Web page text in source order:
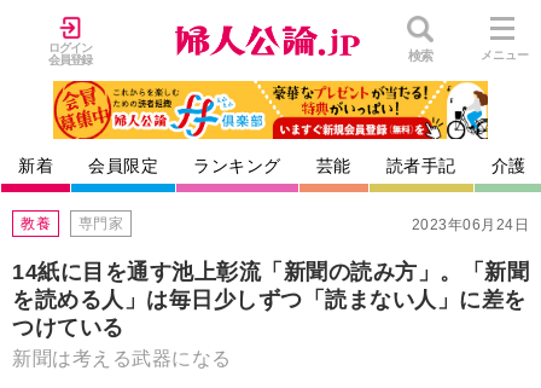
ログイン
会員登録
検索 メニュー
新着 会員限定 ランキング 芸能 読者手記 介護
2023年06月24日
教養 専門家
14紙に目を通す池上彰流「新聞の読み方」。「新聞
を読める人」は毎日少しずつ「読まない人」に差を
つけている
新聞は考える武器になる